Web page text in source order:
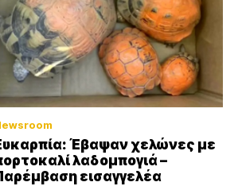
Έβαψαν χελώνες με
λαδομπογιά –
εισαγγελέα